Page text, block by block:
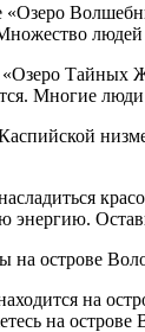
«Озеро
«Озеро Тайных
Многие
энергию.
на острове
на
на